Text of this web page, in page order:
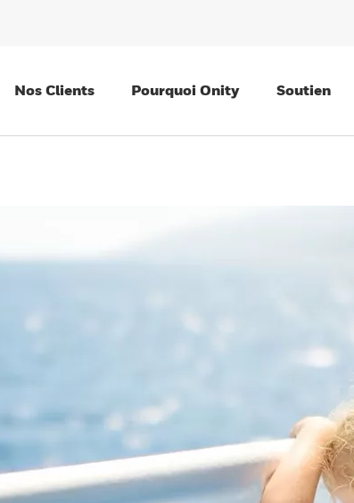
Nos Clients Pourquoi Onity Soutien